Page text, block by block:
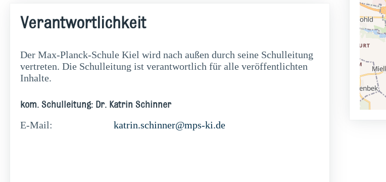
Verantwortlichkeit
Der Max-Planck-Schule Kiel wird nach außen durch seine Schulleitung
vertreten. Die Schulleitung ist verantwortlich für alle veröffentlichten
Inhalte.
kom. Schulleitung: Dr. Katrin Schinner
E-Mail: katrin.schinner@mps-ki.de